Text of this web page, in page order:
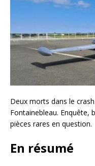
Deux morts dans le
Fontainebleau. Enquête,
pièces rares en question.
En résumé